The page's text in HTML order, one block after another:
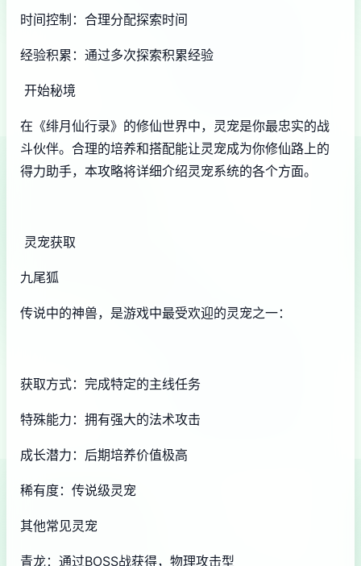
时间控制：合理分配探索时间
经验积累：通过多次探索积累经验
开始秘境
在《绯月仙行录》的修仙世界中，灵宠是你最忠实的战
斗伙伴。合理的培养和搭配能让灵宠成为你修仙路上的
得力助手，本攻略将详细介绍灵宠系统的各个方面。
灵宠获取
九尾狐
传说中的神兽，是游戏中最受欢迎的灵宠之一：
获取方式：完成特定的主线任务
特殊能力：拥有强大的法术攻击
成长潜力：后期培养价值极高
稀有度：传说级灵宠
其他常见灵宠
青龙：通过BOSS战获得，物理攻击型